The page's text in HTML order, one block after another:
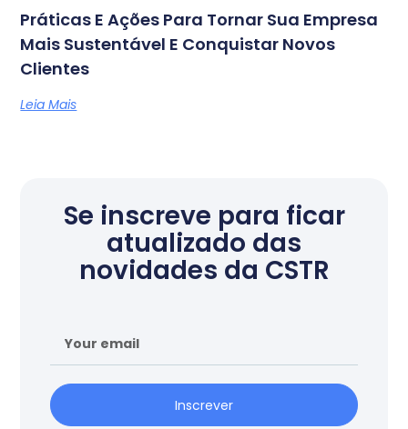
Práticas E Ações Para Tornar Sua Empresa
Mais Sustentável E Conquistar Novos
Clientes
Leia Mais
Se inscreve para ficar
atualizado das
novidades da CSTR
Inscrever